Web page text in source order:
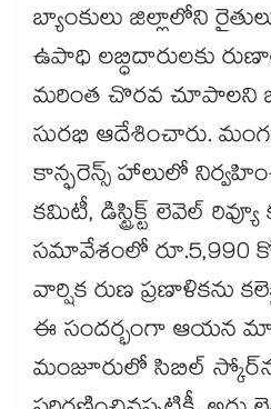
బ్యాంకులు జిల్లాలోని
ఉపాధి లబ్ధిదారులకు
మరింత చొరవ చూపాలని
సురభి ఆదేశించారు.
కాన్ఫరెన్స్ హాలులో
కమిటీ, డిస్ట్రిక్ట్ లెవెల్
సమావేశంలో రూ.5,990
వార్షిక రుణ ప్రణాళికను
ఈ సందర్భంగా ఆయన
మంజూరులో సిబిల్